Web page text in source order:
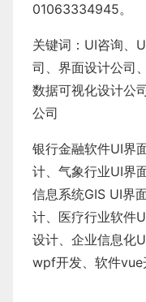
01063334945。
关键词： UI咨询、
司、界面设计公司、
数据可视化设计公
公司
银行金融软件UI界
计、 气象行业UI界
信息系统GIS UI界
计、 医疗行业软件
设计、 企业信息化
wpf开发、 软件vue